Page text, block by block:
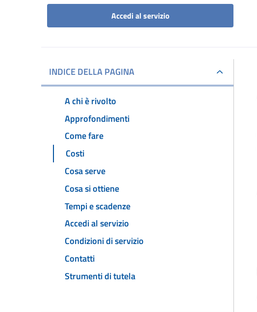
Accedi al servizio
INDICE DELLA PAGINA
A chi è rivolto
Approfondimenti
Come fare
Costi
Cosa serve
Cosa si ottiene
Tempi e scadenze
Accedi al servizio
Condizioni di servizio
Contatti
Strumenti di tutela